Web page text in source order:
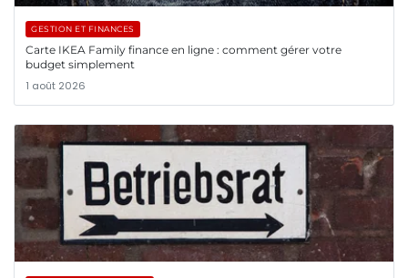
GESTION ET FINANCES
Carte IKEA Family finance en ligne : comment gérer votre
budget simplement
1 août 2026